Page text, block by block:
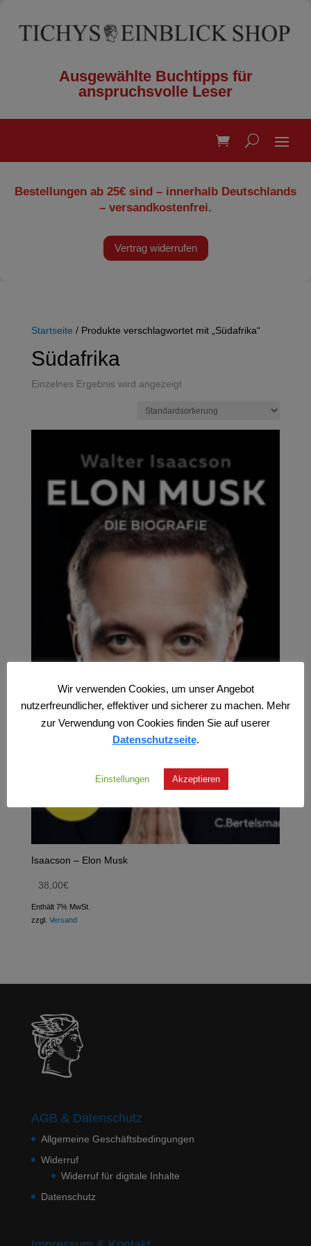
Ausgewählte Buchtipps für
anspruchsvolle Leser
Bestellungen ab 25€ sind – innerhalb Deutschlands
– versandkostenfrei.
Vertrag widerrufen
Startseite / Produkte verschlagwortet mit „Südafrika“
Südafrika
Einzelnes Ergebnis wird angezeigt
Isaacson – Elon Musk
38,00€
Enthält 7% MwSt.
zzgl. Versand
AGB & Datenschutz
Allgemeine Geschäftsbedingungen
Widerruf
Widerruf für digitale Inhalte
Datenschutz
Wir verwenden Cookies, um unser Angebot
nutzerfreundlicher, effektiver und sicherer zu machen. Mehr
zur Verwendung von Cookies finden Sie auf userer
Datenschutzseite.
Einstellungen Akzeptieren